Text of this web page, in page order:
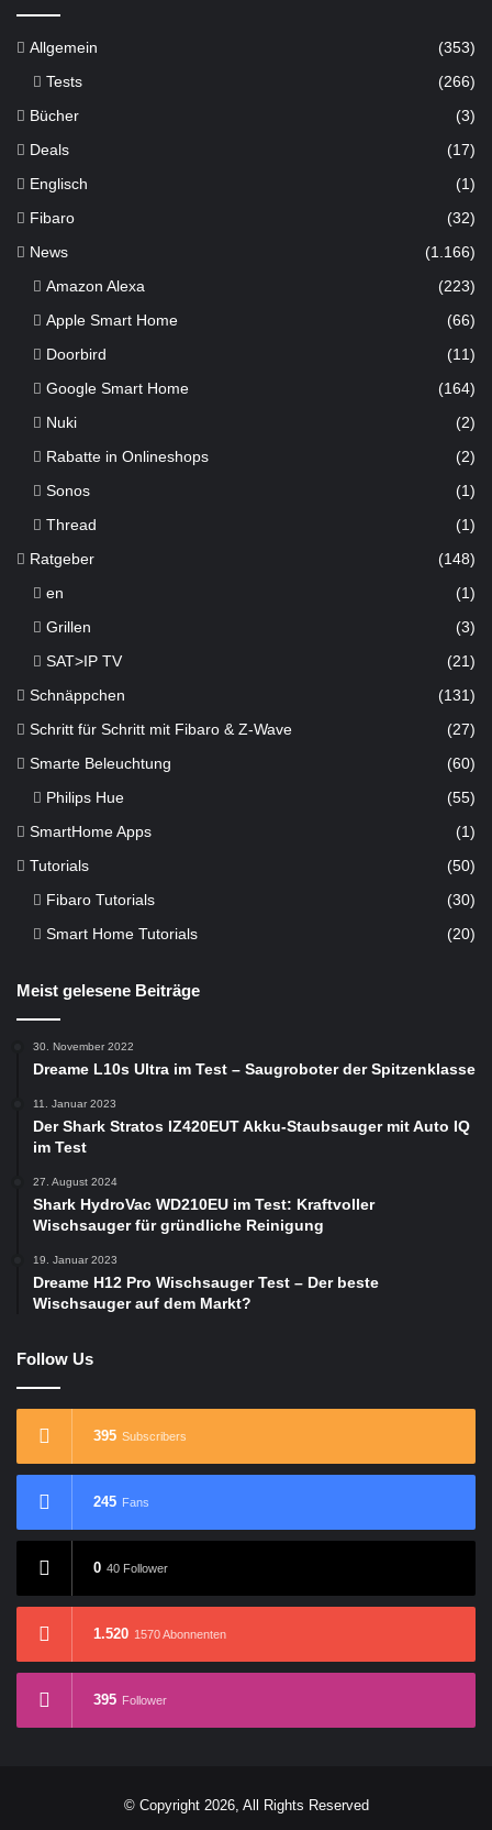
Allgemein (353)
Tests (266)
Bücher (3)
Deals (17)
Englisch (1)
Fibaro (32)
News (1.166)
Amazon Alexa
(223)
Apple Smart Home
(66)
Doorbird
(11)
Google Smart Home
(164)
Nuki
(2)
Rabatte in Onlineshops
(2)
Sonos
(1)
Thread
(1)
Ratgeber (148)
en
(1)
Grillen
(3)
SAT>IP TV
(21)
Schnäppchen (131)
Schritt für Schritt mit Fibaro & Z-Wave (27)
Smarte Beleuchtung (60)
Philips Hue (55)
SmartHome Apps (1)
Tutorials (50)
Fibaro Tutorials
(30)
Smart Home Tutorials
(20)
Meist gelesene Beiträge
30. November 2022
Dreame L10s Ultra im Test – Saugroboter der Spitzenklasse
11. Januar 2023
Der Shark Stratos IZ420EUT Akku-Staubsauger mit Auto IQ
im Test
27. August 2024
Shark HydroVac WD210EU im Test: Kraftvoller
Wischsauger für gründliche Reinigung
19. Januar 2023
Dreame H12 Pro Wischsauger Test – Der beste
Wischsauger auf dem Markt?
Follow Us
395 Subscribers
245 Fans
0 40 Follower
1.520 1570 Abonnenten
395 Follower
© Copyright 2026, All Rights Reserved